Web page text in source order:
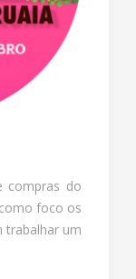
compras do
foco os
trabalhar um